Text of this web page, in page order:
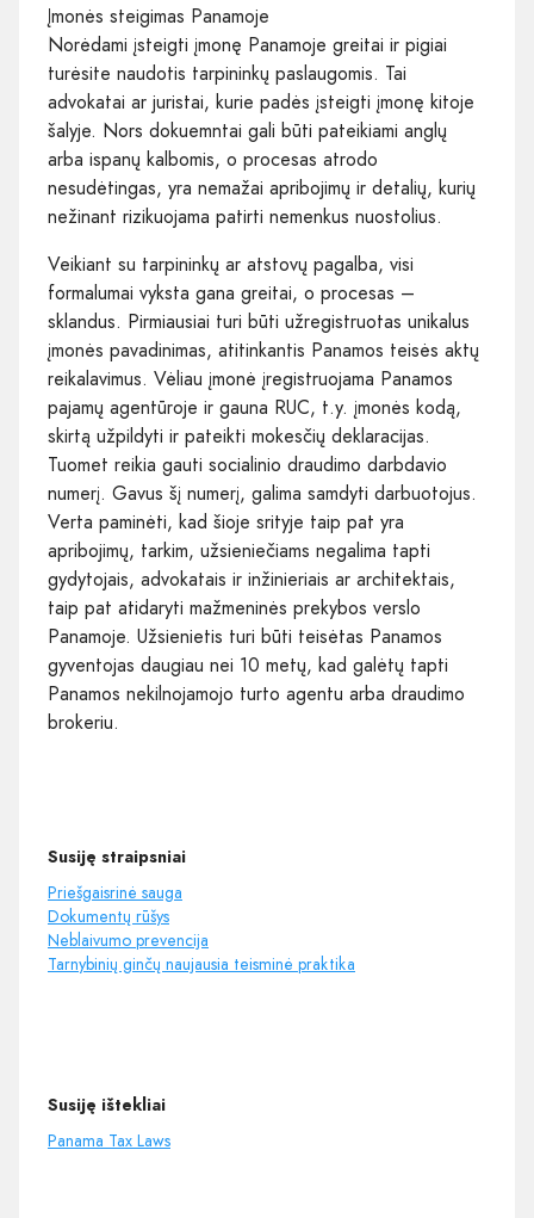
Įmonės steigimas Panamoje
Norėdami įsteigti įmonę Panamoje greitai ir pigiai
turėsite naudotis tarpininkų paslaugomis. Tai
advokatai ar juristai, kurie padės įsteigti įmonę kitoje
šalyje. Nors dokuemntai gali būti pateikiami anglų
arba ispanų kalbomis, o procesas atrodo
nesudėtingas, yra nemažai apribojimų ir detalių, kurių
nežinant rizikuojama patirti nemenkus nuostolius.
Veikiant su tarpininkų ar atstovų pagalba, visi
formalumai vyksta gana greitai, o procesas –
sklandus. Pirmiausiai turi būti užregistruotas unikalus
įmonės pavadinimas, atitinkantis Panamos teisės aktų
reikalavimus. Vėliau įmonė įregistruojama Panamos
pajamų agentūroje ir gauna RUC, t.y. įmonės kodą,
skirtą užpildyti ir pateikti mokesčių deklaracijas.
Tuomet reikia gauti socialinio draudimo darbdavio
numerį. Gavus šį numerį, galima samdyti darbuotojus.
Verta paminėti, kad šioje srityje taip pat yra
apribojimų, tarkim, užsieniečiams negalima tapti
gydytojais, advokatais ir inžinieriais ar architektais,
taip pat atidaryti mažmeninės prekybos verslo
Panamoje. Užsienietis turi būti teisėtas Panamos
gyventojas daugiau nei 10 metų, kad galėtų tapti
Panamos nekilnojamojo turto agentu arba draudimo
brokeriu.
Susiję straipsniai
Priešgaisrinė sauga
Dokumentų rūšys
Neblaivumo prevencija
Tarnybinių ginčų naujausia teisminė praktika
Susiję ištekliai
Panama Tax Laws